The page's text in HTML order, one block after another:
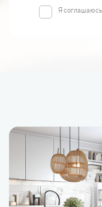
Я соглашаюсь